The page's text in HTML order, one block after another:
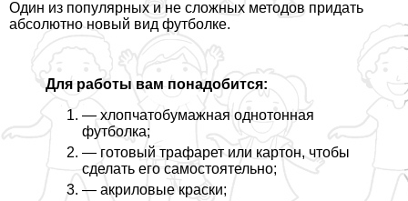
Один из популярных и не сложных методов придать
абсолютно новый вид футболке.
Для работы вам понадобится:
— хлопчатобумажная однотонная
футболка;
— готовый трафарет или картон, чтобы
сделать его самостоятельно;
— акриловые краски;